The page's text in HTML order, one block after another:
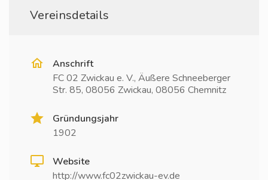
Vereinsdetails
Anschrift
FC 02 Zwickau e. V., Äußere Schneeberger
Str. 85, 08056 Zwickau, 08056 Chemnitz
Gründungsjahr
1902
Website
http://www.fc02zwickau-ev.de